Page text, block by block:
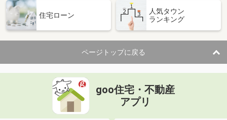
北海道札幌市中央区北三条西２３丁目
北海道札幌市中央区北三条西２３丁目
北海道札幌市東区北四十六条東１丁目
価 格
住宅ローン
人気タウン
ランキング
ページトップに戻る
goo住宅・不動産
アプリ